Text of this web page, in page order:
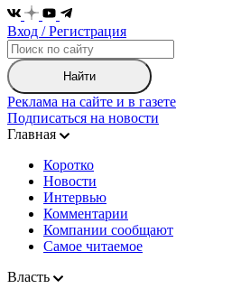
Вход / Регистрация
Найти
Реклама на сайте и в газете
Подписаться на новости
Главная
Коротко
Новости
Интервью
Комментарии
Компании сообщают
Самое читаемое
Власть